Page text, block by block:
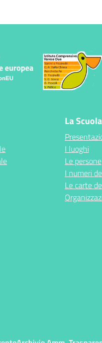
La Scuola
I luoghi
Le persone
I numeri
Le carte